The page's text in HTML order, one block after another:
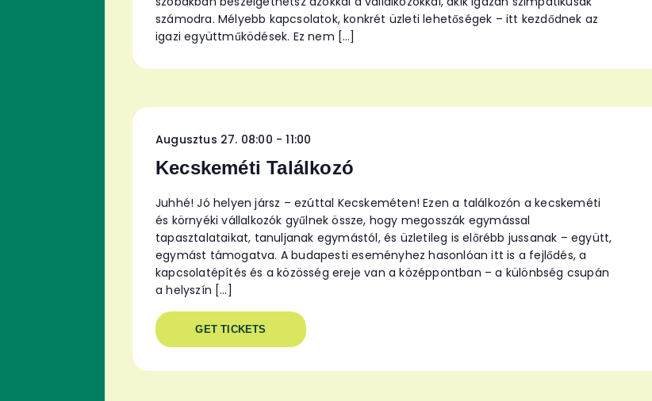
számodra. Mélyebb kapcsolatok, konkrét üzleti lehetőségek – itt kezdődnek az
igazi együttműködések. Ez nem […]
Kecskeméti Találkozó
Augusztus 27. 08:00 -11:00
Juhhé! Jó helyen jársz – ezúttal Kecskeméten! Ezen a találkozón a kecskeméti
és környéki vállalkozók gyűlnek össze, hogy megosszák egymással
tapasztalataikat, tanuljanak egymástól, és üzletileg is előrébb jussanak – együtt,
egymást támogatva. A budapesti eseményhez hasonlóan itt is a fejlődés, a
kapcsolatépítés és a közösség ereje van a középpontban – a különbség csupán
a helyszín […]
GET TICKETS